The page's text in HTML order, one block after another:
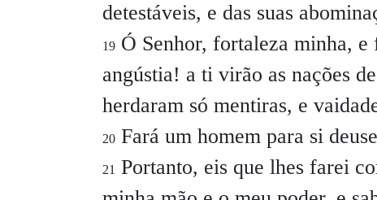
detestáveis, e das suas
19 Ó Senhor, fortaleza minha,
angústia! a ti virão as nações
herdaram só mentiras, e
20 Fará um homem para si
21 Portanto, eis que lhes farei